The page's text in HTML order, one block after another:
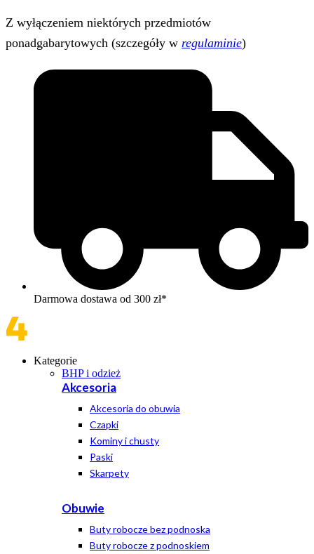
Z wyłączeniem niektórych przedmiotów
ponadgabarytowych (szczegóły w regulaminie)
Darmowa dostawa od 300 zł*
Kategorie
BHP i odzież
Akcesoria
Akcesoria do obuwia
Czapki
Kominy i chusty
Paski
Skarpety
Obuwie
Buty robocze bez podnoska
Buty robocze z podnoskiem